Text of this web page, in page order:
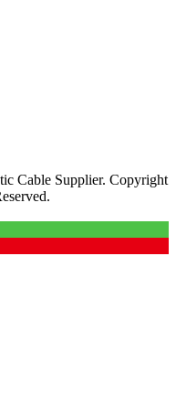
Cable Supplier. Copyright